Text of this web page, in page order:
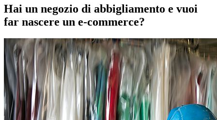
Hai un negozio di abbigliamento e vuoi
far nascere un e-commerce?